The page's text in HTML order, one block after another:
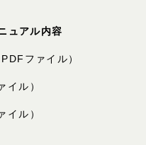
ュアル内容
ファイル）
イル）
イル）